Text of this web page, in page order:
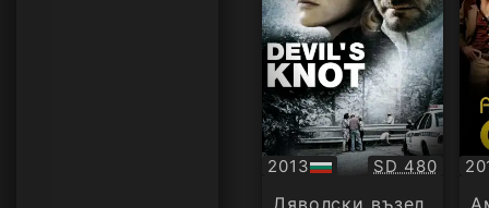
2013
БГ
аудио
Качество:
SD 480
БГ